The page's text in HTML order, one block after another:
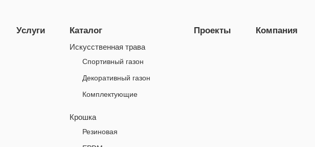
Услуги Каталог
Искусственная трава
Спортивный газон
Декоративный газон
Комплектующие
Крошка
Резиновая
Проекты Компания